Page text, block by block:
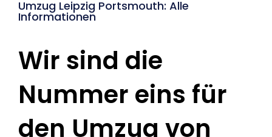
Umzug Leipzig Portsmouth: Alle
Informationen
Wir sind die
Nummer eins für
den Umzug von